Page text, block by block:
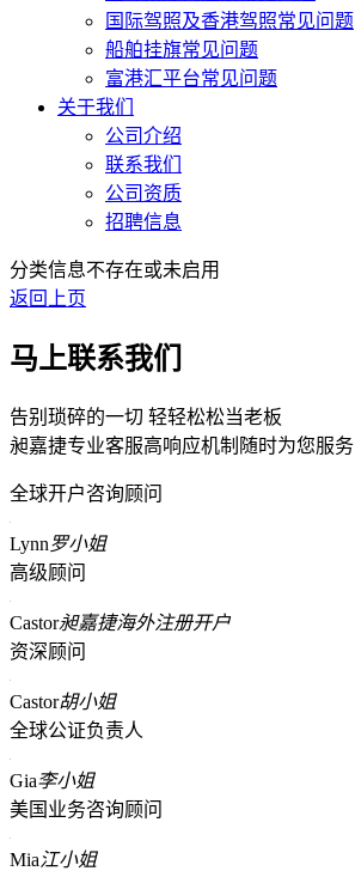
国际驾照及香港驾照常见问题
船舶挂旗常见问题
富港汇平台常见问题
关于我们
公司介绍
联系我们
公司资质
招聘信息
分类信息不存在或未启用
返回上页
马上联系我们
告别琐碎的一切 轻轻松松当老板
昶嘉捷专业客服高响应机制随时为您服务
全球开户咨询顾问
Lynn罗小姐
高级顾问
Castor昶嘉捷海外注册开户
资深顾问
Castor胡小姐
全球公证负责人
Gia李小姐
美国业务咨询顾问
Mia江小姐